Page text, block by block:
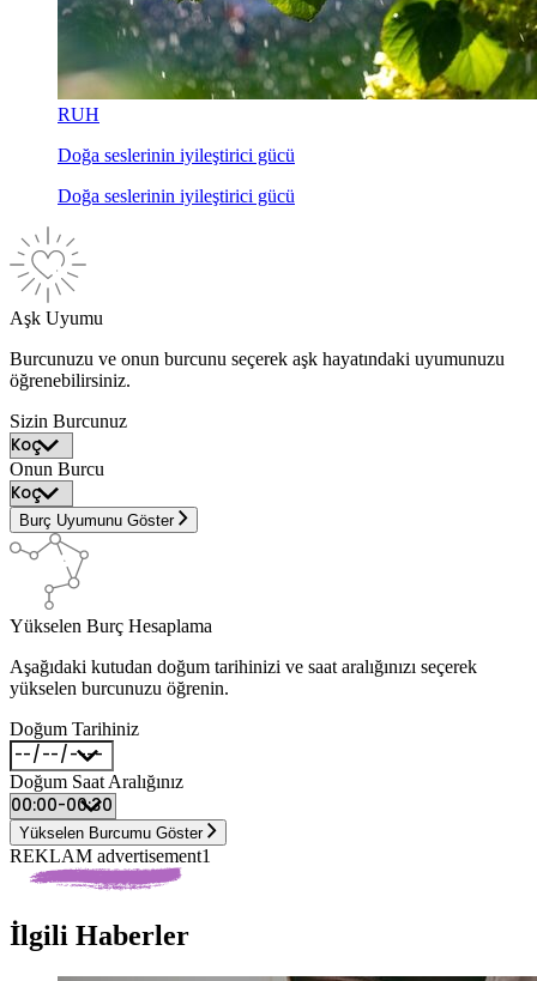
RUH
Doğa seslerinin iyileştirici gücü
Doğa seslerinin iyileştirici gücü
Aşk Uyumu
Burcunuzu ve onun burcunu seçerek aşk hayatındaki uyumunuzu
öğrenebilirsiniz.
Sizin Burcunuz
Onun Burcu
Burç Uyumunu Göster
Yükselen Burç Hesaplama
Aşağıdaki kutudan doğum tarihinizi ve saat aralığınızı seçerek
yükselen burcunuzu öğrenin.
Doğum Tarihiniz
Doğum Saat Aralığınız
Yükselen Burcumu Göster
REKLAM advertisement1
İlgili Haberler